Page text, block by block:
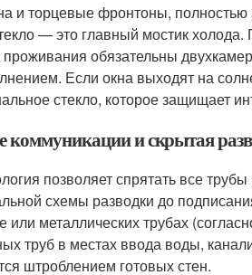
и торцевые фронтоны, полностью
— это главный мостик
проживания обязательны
Если окна выходят на
стекло, которое защищает
коммуникации и скрытая
позволяет спрятать все
схемы разводки до
или металлических трубах
труб в местах ввода воды,
штроблением готовых стен.